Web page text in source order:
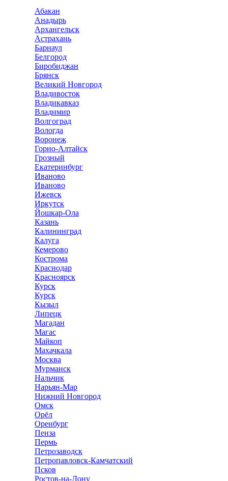
Абакан
Анадырь
Архангельск
Астрахань
Барнаул
Белгород
Биробиджан
Брянск
Великий Новгород
Владивосток
Владикавказ
Владимир
Волгоград
Вологда
Воронеж
Горно-Алтайск
Грозный
Екатеринбург
Иваново
Иваново
Ижевск
Иркутск
Йошкар-Ола
Казань
Калининград
Калуга
Кемерово
Кострома
Краснодар
Красноярск
Курск
Курск
Кызыл
Липецк
Магадан
Магас
Майкоп
Махачкала
Москва
Мурманск
Нальчик
Нарьян-Мар
Нижний Новгород
Омск
Орёл
Оренбург
Пенза
Пермь
Петрозаводск
Петропавловск-Камчатский
Псков
Ростов-на-Дону